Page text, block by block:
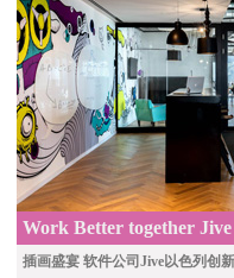
Work Better together
studio
插画盛宴 软件公司Jive以色列创